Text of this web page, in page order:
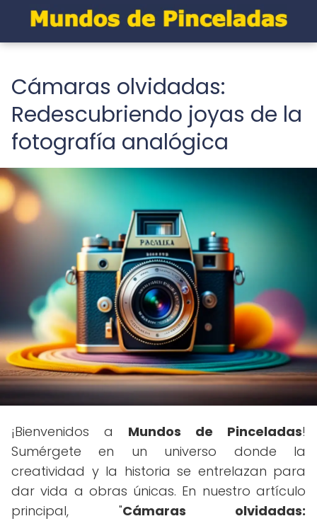
Cámaras olvidadas:
Redescubriendo joyas de la
fotografía analógica
¡Bienvenidos a Mundos de Pinceladas!
Sumérgete en un universo donde la
creatividad y la historia se entrelazan para
dar vida a obras únicas. En nuestro artículo
principal, "Cámaras olvidadas: